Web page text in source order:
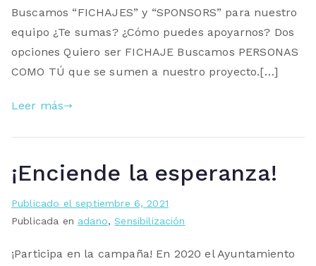
Buscamos “FICHAJES” y “SPONSORS” para nuestro
equipo ¿Te sumas? ¿Cómo puedes apoyarnos? Dos
opciones Quiero ser FICHAJE Buscamos PERSONAS
COMO TÚ que se sumen a nuestro proyecto.[…]
Leer más
¡Enciende la esperanza!
Publicado elseptiembre 6, 2021
Publicada en adano,Sensibilización
¡Participa en la campaña! En 2020 el Ayuntamiento